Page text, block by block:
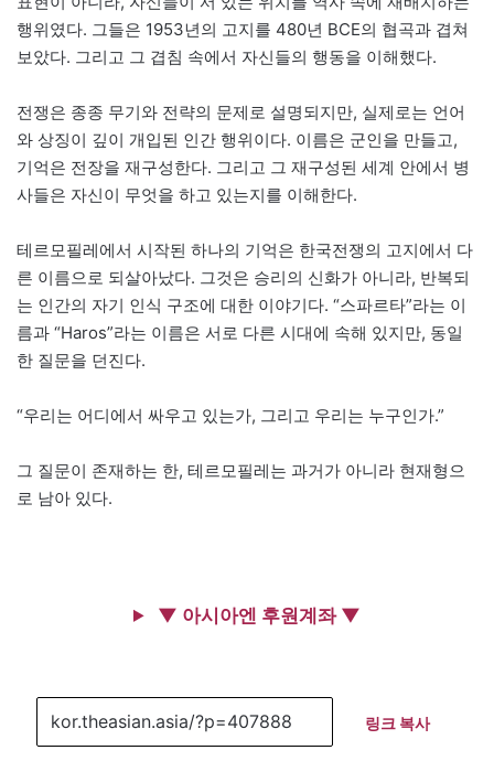
행위였다. 그들은 1953년의 고지를 480년 BCE의 협곡과 겹쳐
보았다. 그리고 그 겹침 속에서 자신들의 행동을 이해했다.
전쟁은 종종 무기와 전략의 문제로 설명되지만, 실제로는 언어
와 상징이 깊이 개입된 인간 행위이다. 이름은 군인을 만들고,
기억은 전장을 재구성한다. 그리고 그 재구성된 세계 안에서 병
사들은 자신이 무엇을 하고 있는지를 이해한다.
테르모필레에서 시작된 하나의 기억은 한국전쟁의 고지에서 다
른 이름으로 되살아났다. 그것은 승리의 신화가 아니라, 반복되
는 인간의 자기 인식 구조에 대한 이야기다. “스파르타”라는 이
름과 “Haros”라는 이름은 서로 다른 시대에 속해 있지만, 동일
한 질문을 던진다.
“우리는 어디에서 싸우고 있는가, 그리고 우리는 누구인가.”
그 질문이 존재하는 한, 테르모필레는 과거가 아니라 현재형으
로 남아 있다.
▼ 아시아엔 후원계좌 ▼
링크 복사